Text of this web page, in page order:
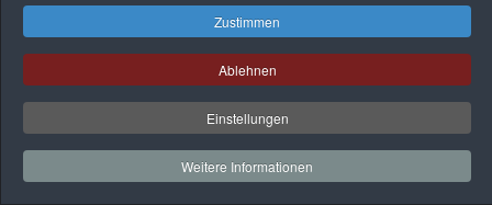
Zustimmen
Ablehnen
Einstellungen
Weitere Informationen